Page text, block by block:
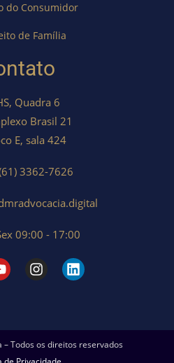
do Consumidor
de Família
Quadra 6
Brasil 21
E, sala 424
3362-7626
09:00 - 17:00
Todos os direitos reservados